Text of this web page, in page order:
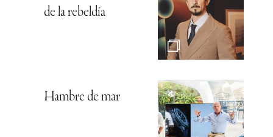
de la rebeldía
Hambre de mar